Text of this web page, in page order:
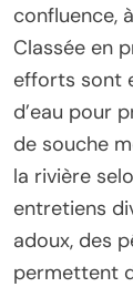
confluence,
Classée en
efforts sont
d’eau pour
de souche
la rivière
entretiens
adoux, des
permettent